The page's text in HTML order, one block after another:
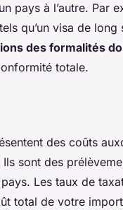
pays à l’autre. Par
qu’un visa de long
des formalités
totale.
des coûts
Ils sont des
Les taux de
total de votre